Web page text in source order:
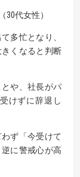
30代女性）
多忙となり、
くなると判断
や、社長がパ
けずに辞退し
ず「今受けて
に警戒心が高